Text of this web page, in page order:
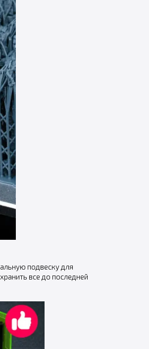
подвеску для
все до последней